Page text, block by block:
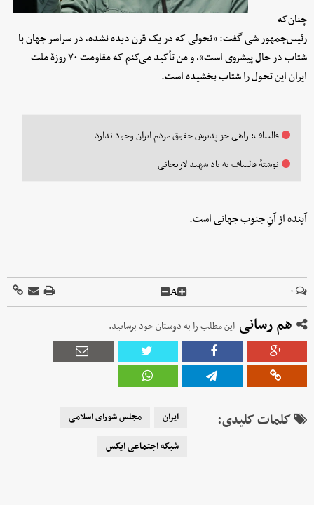
چنان‌که
رئیس‌جمهور شی گفت: «تحولی که در یک قرن دیده نشده، در سراسر جهان با
شتاب در حال پیشروی است»، و من تأکید می‌کنم که مقاومت ۷۰ روزهٔ ملت
ایران این تحول را شتاب بخشیده است.
قالیباف: راهی جز پذیرش حقوق مردم ایران وجود ندارد
نوشتهٔ قالیباف به یاد شهید لاریجانی
آینده از آنِ جنوب جهانی است.
۰ A
هم رسانی این مطلب را به دوستان خود برسانید.
کلمات کلیدی: ایران
مجلس شورای اسلامی
شبکه اجتماعی ایکس